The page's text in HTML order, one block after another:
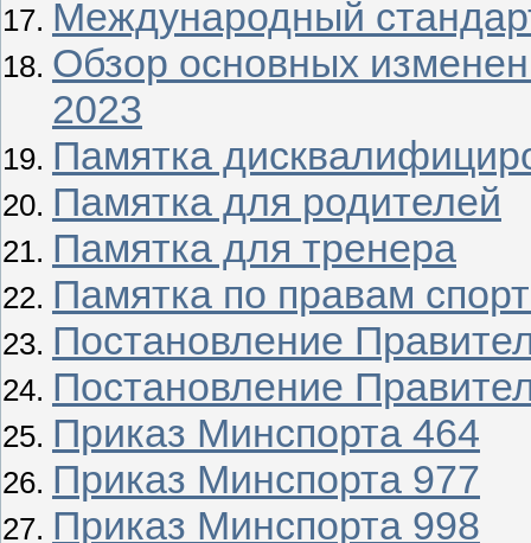
Международный
Обзор основных
2023
Памятка
Памятка для родителей
Памятка для тренера
Памятка по правам
Постановление
Постановление
Приказ Минспорта 464
Приказ Минспорта 977
Приказ Минспорта 998